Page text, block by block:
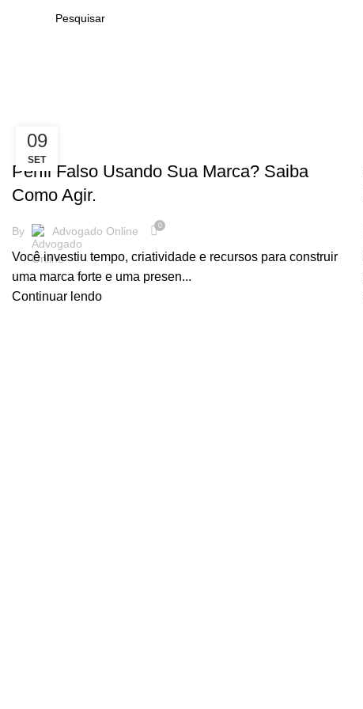
09
SET
EMPRESARIAL
Perfil Falso Usando Sua Marca? Saiba
Como Agir.
By Advogado Online 0
Você investiu tempo, criatividade e recursos para construir
uma marca forte e uma presen...
Continuar lendo